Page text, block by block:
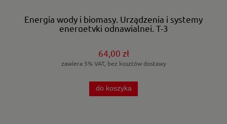
Energia wody i biomasy. Urządzenia i systemy
energetyki odnawialnej. T-3
64,00 zł
zawiera 5% VAT, bez kosztów dostawy
do koszyka